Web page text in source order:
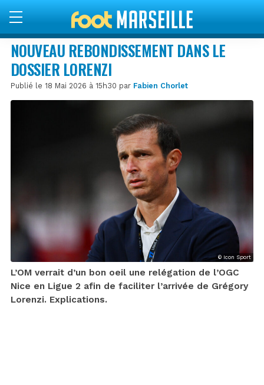
NOUVEAU REBONDISSEMENT DANS LE
DOSSIER LORENZI
Publié le 18 Mai 2026 à 15h30 par Fabien Chorlet
© Icon Sport
L’OM verrait d’un bon oeil une relégation de l’OGC
Nice en Ligue 2 afin de faciliter l’arrivée de Grégory
Lorenzi. Explications.